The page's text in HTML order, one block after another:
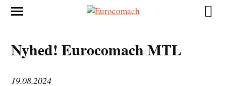
Nyhed! Eurocomach MTL
19.08.2024